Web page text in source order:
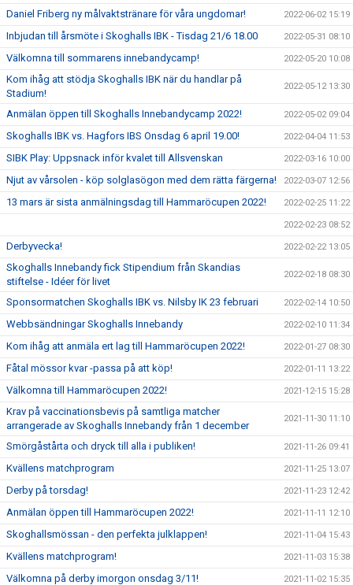
Daniel Friberg ny målvaktstränare för våra ungdomar! 2022-06-02 15:19
Inbjudan till årsmöte i Skoghalls IBK - Tisdag 21/6 18.00 2022-05-31 08:10
Välkomna till sommarens innebandycamp! 2022-05-20 10:08
Kom ihåg att stödja Skoghalls IBK när du handlar på
Stadium!
2022-05-12 13:30
Anmälan öppen till Skoghalls Innebandycamp 2022! 2022-05-02 09:04
Skoghalls IBK vs. Hagfors IBS Onsdag 6 april 19.00! 2022-04-04 11:53
SIBK Play: Uppsnack inför kvalet till Allsvenskan 2022-03-16 10:00
Njut av vårsolen - köp solglasögon med dem rätta färgerna! 2022-03-07 12:56
13 mars är sista anmälningsdag till Hammaröcupen 2022! 2022-02-25 11:22
2022-02-23 08:52
Derbyvecka! 2022-02-22 13:05
Skoghalls Innebandy fick Stipendium från Skandias
stiftelse - Idéer för livet
2022-02-18 08:30
Sponsormatchen Skoghalls IBK vs. Nilsby IK 23 februari 2022-02-14 10:50
Webbsändningar Skoghalls Innebandy 2022-02-10 11:34
Kom ihåg att anmäla ert lag till Hammaröcupen 2022! 2022-01-27 08:30
Fåtal mössor kvar -passa på att köp! 2022-01-11 13:22
Välkomna till Hammaröcupen 2022! 2021-12-15 15:28
Krav på vaccinationsbevis på samtliga matcher
arrangerade av Skoghalls Innebandy från 1 december
2021-11-30 11:10
Smörgåstårta och dryck till alla i publiken! 2021-11-26 09:41
Kvällens matchprogram 2021-11-25 13:07
Derby på torsdag! 2021-11-23 12:42
Anmälan öppen till Hammaröcupen 2022! 2021-11-11 12:10
Skoghallsmössan - den perfekta julklappen! 2021-11-04 15:43
Kvällens matchprogram! 2021-11-03 15:38
Välkomna på derby imorgon onsdag 3/11! 2021-11-02 15:35